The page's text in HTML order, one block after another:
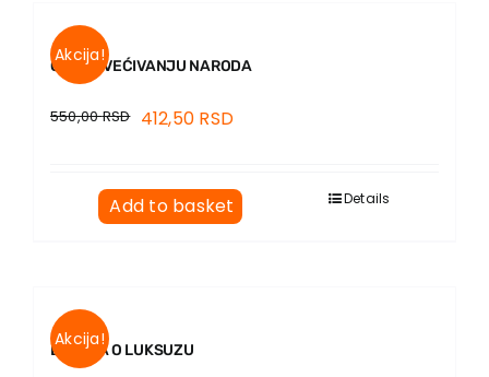
Akcija!
O PROSVEĆIVANJU NARODA
550,00RSD 412,50 RSD
Add to basket Details
Akcija!
DEBATA O LUKSUZU